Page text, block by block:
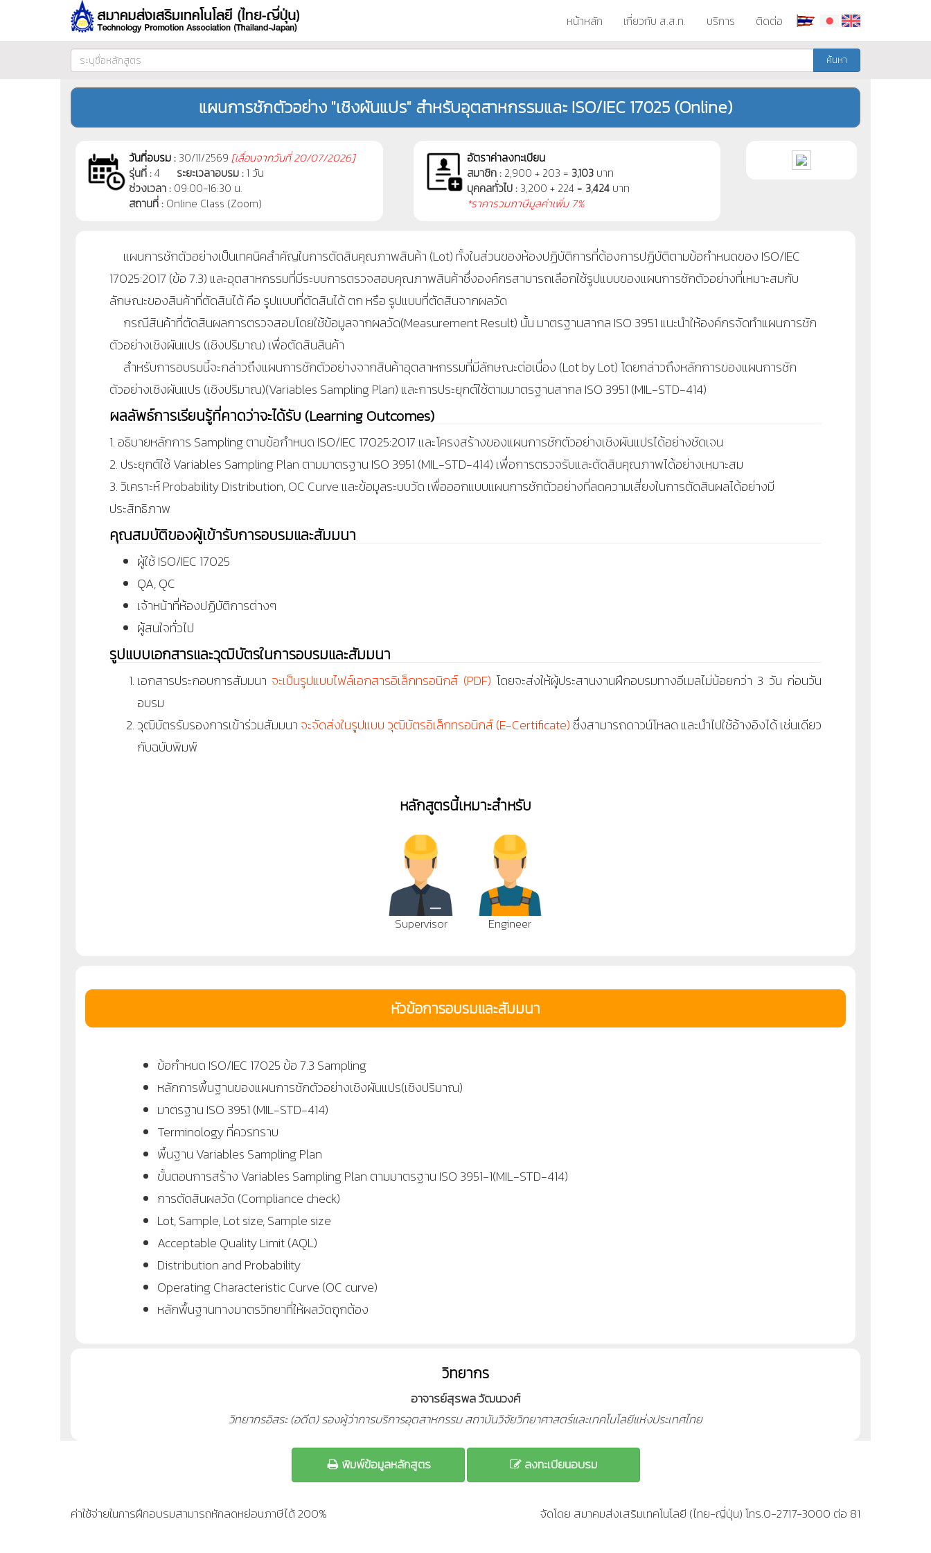
หน้าหลัก เกี่ยวกับ ส.ส.ท. บริการ ติดต่อ
ค้นหา
แผนการชักตัวอย่าง "เชิงผันแปร" สำหรับอุตสาหกรรมและ ISO/IEC 17025 (Online)
วันที่อบรม : 30/11/2569 [เลื่อนจากวันที่20/07/2026]
รุ่นที่ :4 ระยะเวลาอบรม :1 วัน
ช่วงเวลา : 09:00-16:30 น.
สถานที่ : Online Class (Zoom)
อัตราค่าลงทะเบียน
สมาชิก :2,900 + 203 = 3,103บาท
บุคคลทั่วไป :3,200 + 224 = 3,424บาท
*ราคารวมภาษีมูลค่าเพิ่ม 7%
แผนการชักตัวอย่างเป็นเทคนิคสำคัญในการตัดสินคุณภาพสินค้า (Lot) ทั้งในส่วนของห้องปฏิบัติการที่ต้องการปฏิบัติตามข้อกำหนดของ ISO/IEC
17025:2017 (ข้อ 7.3) และอุตสาหกรรมที่มีระบบการตรวจสอบคุณภาพสินค้าซึ่งองค์กรสามารถเลือกใช้รูปแบบของแผนการชักตัวอย่างที่เหมาะสมกับ
ลักษณะของสินค้าที่ตัดสินได้ คือ รูปแบบที่ตัดสินได้ ตก หรือ รูปแบบที่ตัดสินจากผลวัด
กรณีสินค้าที่ตัดสินผลการตรวจสอบโดยใช้ข้อมูลจากผลวัด(Measurement Result) นั้น มาตรฐานสากล ISO 3951 แนะนำให้องค์กรจัดทำแผนการชัก
ตัวอย่างเชิงผันแปร (เชิงปริมาณ) เพื่อตัดสินสินค้า
สำหรับการอบรมนี้จะกล่าวถึงแผนการชักตัวอย่างจากสินค้าอุตสาหกรรมที่มีลักษณะต่อเนื่อง (Lot by Lot) โดยกล่าวถึงหลักการของแผนการชัก
ตัวอย่างเชิงผันแปร (เชิงปริมาณ)(Variables Sampling Plan) และการประยุกต์ใช้ตามมาตรฐานสากล ISO 3951 (MIL-STD-414)
ผลลัพธ์การเรียนรู้ที่คาดว่าจะได้รับ (Learning Outcomes)
1. อธิบายหลักการ Sampling ตามข้อกำหนด ISO/IEC 17025:2017 และโครงสร้างของแผนการชักตัวอย่างเชิงผันแปรได้อย่างชัดเจน
2. ประยุกต์ใช้ Variables Sampling Plan ตามมาตรฐาน ISO 3951 (MIL-STD-414) เพื่อการตรวจรับและตัดสินคุณภาพได้อย่างเหมาะสม
3. วิเคราะห์ Probability Distribution, OC Curve และข้อมูลระบบวัด เพื่อออกแบบแผนการชักตัวอย่างที่ลดความเสี่ยงในการตัดสินผลได้อย่างมี
ประสิทธิภาพ
คุณสมบัติของผู้เข้ารับการอบรมและสัมมนา
ผู้ใช้ ISO/IEC 17025
QA, QC
เจ้าหน้าที่ห้องปฏิบัติการต่างๆ
ผู้สนใจทั่วไป
รูปแบบเอกสารและวุฒิบัตรในการอบรมและสัมมนา
เอกสารประกอบการสัมมนา จะเป็นรูปแบบไฟล์เอกสารอิเล็กทรอนิกส์ (PDF) โดยจะส่งให้ผู้ประสานงานฝึกอบรมทางอีเมลไม่น้อยกว่า 3 วัน ก่อนวัน
อบรม
วุฒิบัตรรับรองการเข้าร่วมสัมมนา จะจัดส่งในรูปแบบ วุฒิบัตรอิเล็กทรอนิกส์ (E-Certificate) ซึ่งสามารถดาวน์โหลด และนำไปใช้อ้างอิงได้ เช่นเดียว
กับฉบับพิมพ์
หลักสูตรนี้เหมาะสำหรับ
Supervisor Engineer
หัวข้อการอบรมและสัมมนา
ข้อกำหนด ISO/IEC 17025 ข้อ 7.3 Sampling
หลักการพื้นฐานของแผนการชักตัวอย่างเชิงผันแปร(เชิงปริมาณ)
มาตรฐาน ISO 3951 (MIL-STD-414)
Terminology ที่ควรทราบ
พื้นฐาน Variables Sampling Plan
ขั้นตอนการสร้าง Variables Sampling Plan ตามมาตรฐาน ISO 3951-1(MIL-STD-414)
การตัดสินผลวัด (Compliance check)
Lot, Sample, Lot size, Sample size
Acceptable Quality Limit (AQL)
Distribution and Probability
Operating Characteristic Curve (OC curve)
หลักพื้นฐานทางมาตรวิทยาที่ให้ผลวัดถูกต้อง
วิทยากร
อาจารย์สุรพล วัฒนวงศ์
วิทยากรอิสระ (อดีต) รองผู้ว่าการบริการอุตสาหกรรม สถาบันวิจัยวิทยาศาสตร์และเทคโนโลยีแห่งประเทศไทย
พิมพ์ข้อมูลหลักสูตร ลงทะเบียนอบรม
ค่าใช้จ่ายในการฝึกอบรมสามารถหักลดหย่อนภาษีได้ 200% จัดโดย สมาคมส่งเสริมเทคโนโลยี (ไทย-ญี่ปุ่น) โทร.0-2717-3000 ต่อ 81